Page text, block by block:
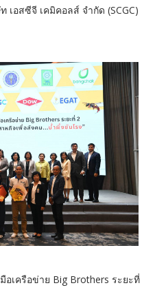
เอสซีจี เคมิคอลส์ จำกัด (SCGC)
เครือข่าย Big Brothers ระยะที่